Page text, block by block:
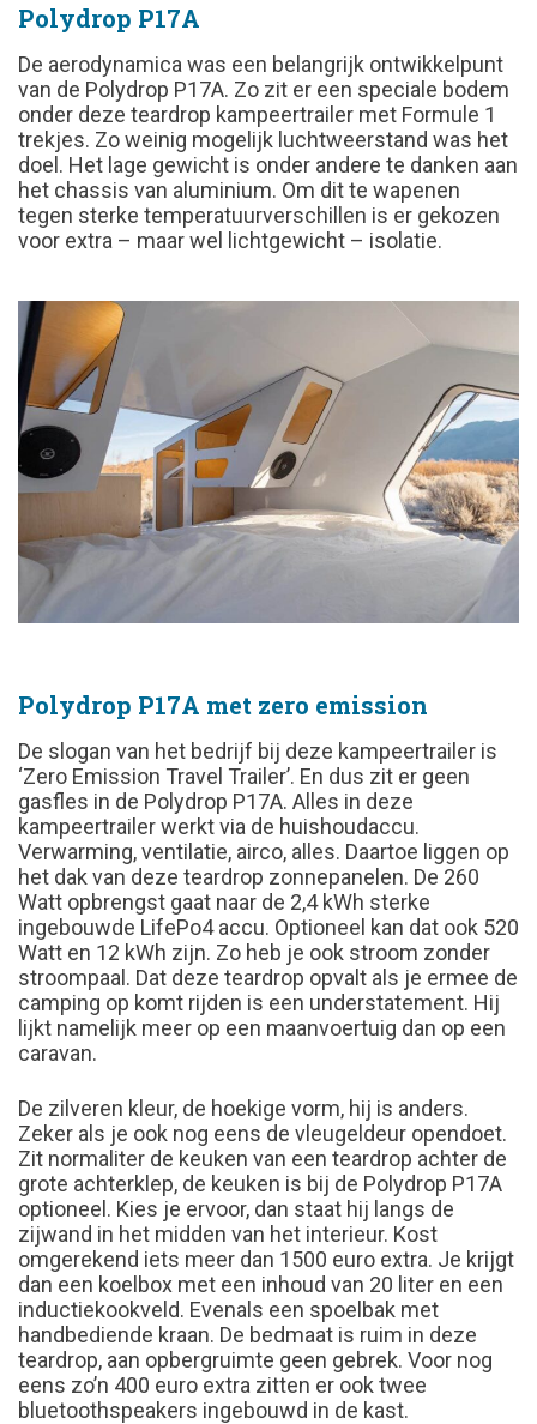
Polydrop P17A
De aerodynamica was een belangrijk ontwikkelpunt
van de Polydrop P17A. Zo zit er een speciale bodem
onder deze teardrop kampeertrailer met Formule 1
trekjes. Zo weinig mogelijk luchtweerstand was het
doel. Het lage gewicht is onder andere te danken aan
het chassis van aluminium. Om dit te wapenen
tegen sterke temperatuurverschillen is er gekozen
voor extra – maar wel lichtgewicht – isolatie.
Polydrop P17A met zero emission
De slogan van het bedrijf bij deze kampeertrailer is
‘Zero Emission Travel Trailer’. En dus zit er geen
gasfles in de Polydrop P17A. Alles in deze
kampeertrailer werkt via de huishoudaccu.
Verwarming, ventilatie, airco, alles. Daartoe liggen op
het dak van deze teardrop zonnepanelen. De 260
Watt opbrengst gaat naar de 2,4 kWh sterke
ingebouwde LifePo4 accu. Optioneel kan dat ook 520
Watt en 12 kWh zijn. Zo heb je ook stroom zonder
stroompaal. Dat deze teardrop opvalt als je ermee de
camping op komt rijden is een understatement. Hij
lijkt namelijk meer op een maanvoertuig dan op een
caravan.
De zilveren kleur, de hoekige vorm, hij is anders.
Zeker als je ook nog eens de vleugeldeur opendoet.
Zit normaliter de keuken van een teardrop achter de
grote achterklep, de keuken is bij de Polydrop P17A
optioneel. Kies je ervoor, dan staat hij langs de
zijwand in het midden van het interieur. Kost
omgerekend iets meer dan 1500 euro extra. Je krijgt
dan een koelbox met een inhoud van 20 liter en een
inductiekookveld. Evenals een spoelbak met
handbediende kraan. De bedmaat is ruim in deze
teardrop, aan opbergruimte geen gebrek. Voor nog
eens zo’n 400 euro extra zitten er ook twee
bluetoothspeakers ingebouwd in de kast.